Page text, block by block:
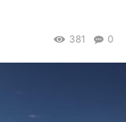
0
381